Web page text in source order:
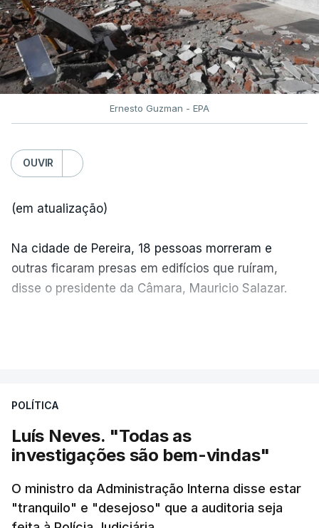
Ernesto Guzman - EPA
OUVIR
(em atualização)
Na cidade de Pereira, 18 pessoas morreram e
outras ficaram presas em edifícios que ruíram,
disse o presidente da Câmara, Mauricio Salazar.
"A situação é crítica",
entrevista à Rádio Caracol.
Pelo menos 20 prédios desabaram na cidade de
Cali, com várias pessoas presas nos escombros,
disse o autarca Alejandro Eder à agência Reuters.
POLÍTICA
Luís Neves. "Todas as
investigações são bem-vindas"
O ministro da Administração Interna disse estar
"tranquilo" e "desejoso" que a auditoria seja